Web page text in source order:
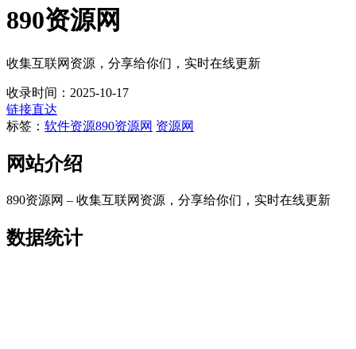
890资源网
收集互联网资源，分享给你们，实时在线更新
收录时间：2025-10-17
链接直达
标签： 软件资源890资源网 资源网
网站介绍
890资源网 – 收集互联网资源，分享给你们，实时在线更新
数据统计